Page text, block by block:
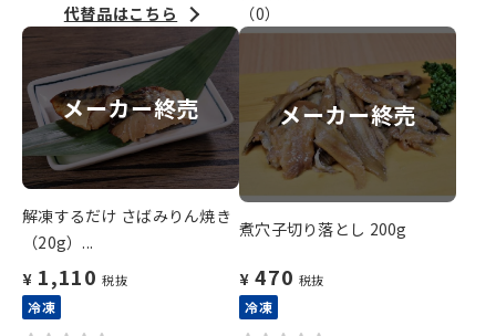
代替品はこちら
（0）
メーカー終売
解凍するだけ さばみりん焼き
（20g）...
¥ 1,110 税抜
冷凍
メーカー終売
煮穴子切り落とし 200g
¥ 470 税抜
冷凍